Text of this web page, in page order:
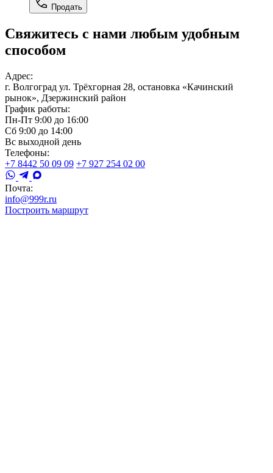
Продать
Свяжитесь с нами любым удобным
способом
Адрес:
г. Волгоград ул. Трёхгорная 28, остановка «Качинский
рынок», Дзержинский район
График работы:
Пн-Пт 9:00 до 16:00
Сб 9:00 до 14:00
Вс выходной день
Телефоны:
+7 8442 50 09 09 +7 927 254 02 00
Почта:
info@999r.ru
Построить маршрут